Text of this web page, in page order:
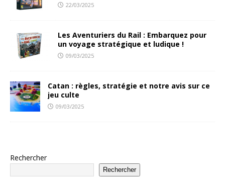
22/03/2025
Les Aventuriers du Rail : Embarquez pour
un voyage stratégique et ludique !
09/03/2025
Catan : règles, stratégie et notre avis sur ce
jeu culte
09/03/2025
Rechercher
Rechercher